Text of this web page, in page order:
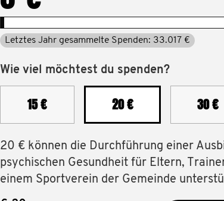
Letztes Jahr gesammelte Spenden: 33.017 €
Wie viel möchtest du spenden?
15 € 20 € 30 €
20 € können die Durchführung einer
psychischen Gesundheit für Eltern,
einem Sportverein der Gemeinde